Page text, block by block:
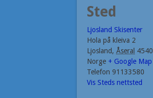
Sted
Ljosland Skisenter
Hola på kleiva 2
Ljosland, Åseral 4540
Norge + Google Map
Telefon 91133580
Vis Steds nettsted